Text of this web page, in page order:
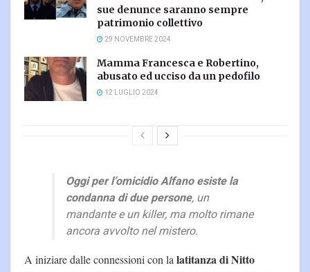
sue denunce saranno sempre
patrimonio collettivo
29 NOVEMBRE 2024
Mamma Francesca e Robertino,
abusato ed ucciso da un pedofilo
12 LUGLIO 2024
Oggi per l’omicidio Alfano esiste la
condanna di due persone, un
mandante e un killer, ma molto rimane
ancora avvolto nel mistero.
A iniziare dalle connessioni con lalatitanza di Nitto